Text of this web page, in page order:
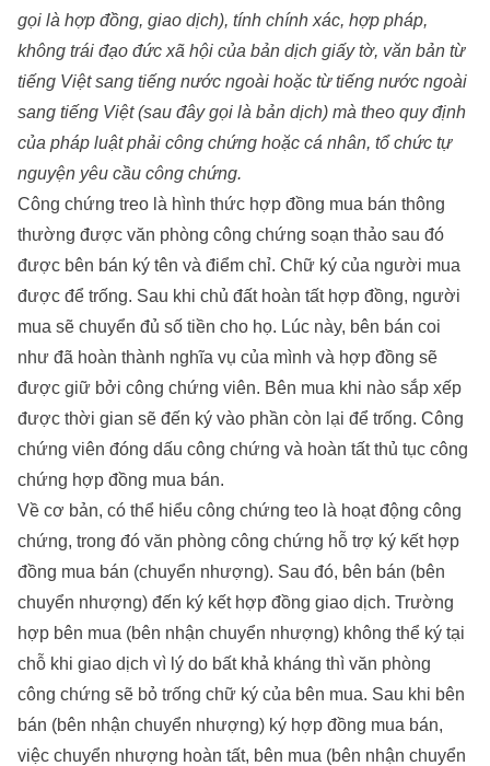
gọi là hợp đồng, giao dịch), tính chính xác, hợp pháp,
không trái đạo đức xã hội của bản dịch giấy tờ, văn bản từ
tiếng Việt sang tiếng nước ngoài hoặc từ tiếng nước ngoài
sang tiếng Việt (sau đây gọi là bản dịch) mà theo quy định
của pháp luật phải công chứng hoặc cá nhân, tổ chức tự
nguyện yêu cầu công chứng.
Công chứng treo là hình thức hợp đồng mua bán thông
thường được văn phòng công chứng soạn thảo sau đó
được bên bán ký tên và điểm chỉ. Chữ ký của người mua
được để trống. Sau khi chủ đất hoàn tất hợp đồng, người
mua sẽ chuyển đủ số tiền cho họ. Lúc này, bên bán coi
như đã hoàn thành nghĩa vụ của mình và hợp đồng sẽ
được giữ bởi công chứng viên. Bên mua khi nào sắp xếp
được thời gian sẽ đến ký vào phần còn lại để trống. Công
chứng viên đóng dấu công chứng và hoàn tất thủ tục công
chứng hợp đồng mua bán.
Về cơ bản, có thể hiểu công chứng teo là hoạt động công
chứng, trong đó văn phòng công chứng hỗ trợ ký kết hợp
đồng mua bán (chuyển nhượng). Sau đó, bên bán (bên
chuyển nhượng) đến ký kết hợp đồng giao dịch. Trường
hợp bên mua (bên nhận chuyển nhượng) không thể ký tại
chỗ khi giao dịch vì lý do bất khả kháng thì văn phòng
công chứng sẽ bỏ trống chữ ký của bên mua. Sau khi bên
bán (bên nhận chuyển nhượng) ký hợp đồng mua bán,
việc chuyển nhượng hoàn tất, bên mua (bên nhận chuyển